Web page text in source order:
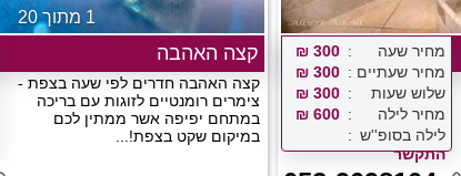
מחיר שעה
300 ₪
מחיר שעתיים
300 ₪
שלוש שעות
300 ₪
מחיר לילה
600 ₪
לילה בסופ''ש
התקשר
1 מתוך 20
קצה האהבה
קצה האהבה חדרים לפי שעה בצפת -
צימרים רומנטיים לזוגות עם בריכה
במתחם יפיפה אשר ממתין לכם
במיקום שקט בצפת!...